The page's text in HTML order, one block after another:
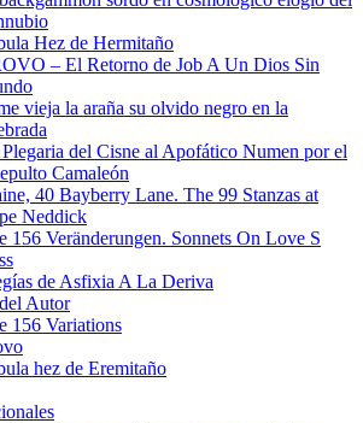
Hez de Hermitaño
– El Retorno de Job A Un Dios Sin
vieja la araña su olvido negro en la
del Cisne al Apofático Numen por el
Camaleón
40 Bayberry Lane. The 99 Stanzas at
Neddick
156 Veränderungen. Sonnets On Love S
de Asfixia A La Deriva
Autor
156 Variations
hez de Eremitaño